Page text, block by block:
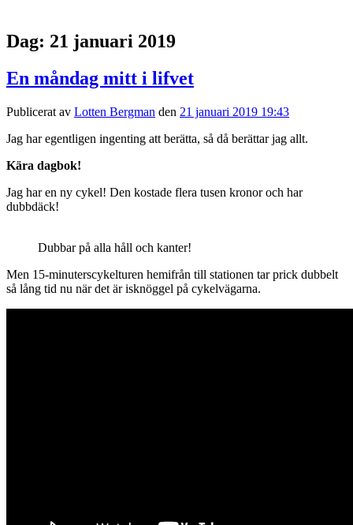
Dag: 21 januari 2019
En måndag mitt i lifvet
Publicerat av Lotten Bergman den 21 januari 2019 19:43
Jag har egentligen ingenting att berätta, så då berättar jag allt.
Kära dagbok!
Jag har en ny cykel! Den kostade flera tusen kronor och har
dubbdäck!
Dubbar på alla håll och kanter!
Men 15-minuterscykelturen hemifrån till stationen tar prick dubbelt
så lång tid nu när det är isknöggel på cykelvägarna.